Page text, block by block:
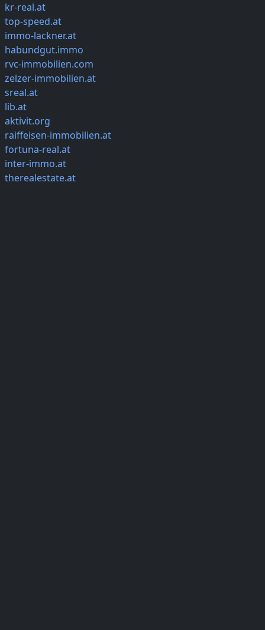
kr-real.at
top-speed.at
immo-lackner.at
habundgut.immo
rvc-immobilien.com
zelzer-immobilien.at
sreal.at
lib.at
aktivit.org
raiffeisen-immobilien.at
fortuna-real.at
inter-immo.at
therealestate.at